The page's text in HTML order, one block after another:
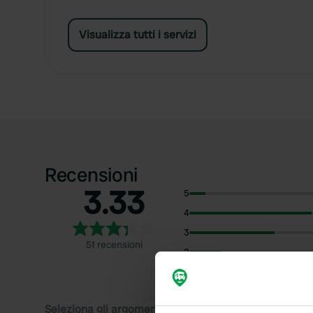
Visualizza tutti i servizi
Recensioni
3.33
51 recensioni
5
4
3
2
1
Seleziona gli argomenti di cui desideri leggere le